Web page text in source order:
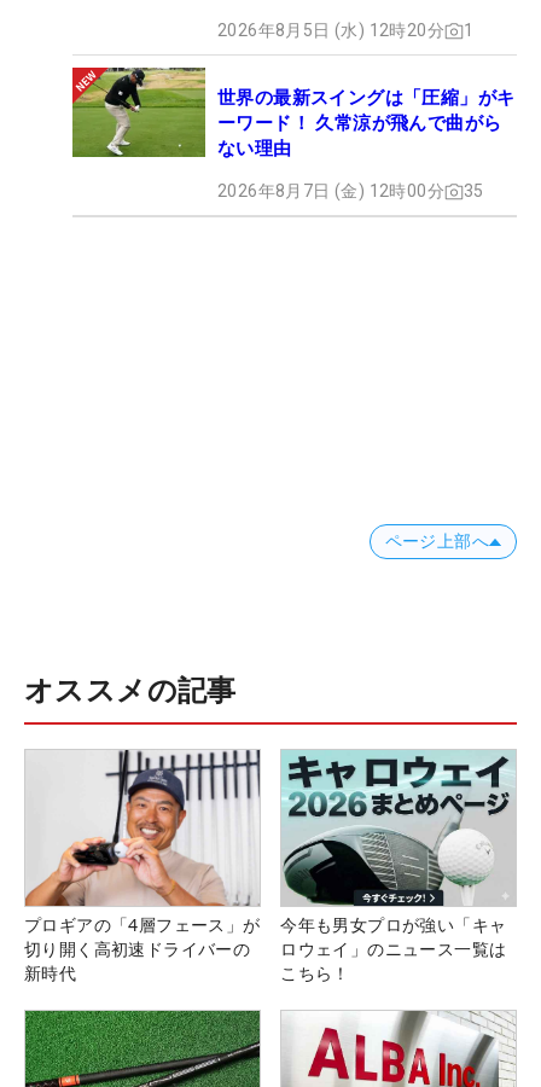
2026年8月5日 (水) 12時20分 1
世界の最新スイングは「圧縮」がキ
ーワード！ 久常涼が飛んで曲がら
ない理由
2026年8月7日 (金) 12時00分 35
ページ上部へ
オススメの記事
プロギアの「4層フェース」が
切り開く高初速ドライバーの
新時代
今年も男女プロが強い「キャ
ロウェイ」のニュース一覧は
こちら！